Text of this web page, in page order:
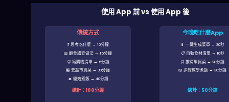
使用 App 前 vs 使用 App 後
傳統方式
❓ 思考吃什麼 → 10分鐘
📖 翻食譜查做法 → 15分鐘
🛒 寫購物清單 → 5分鐘
🏪 去超市買菜 → 30分鐘
🔥 開始煮飯 → 40分鐘
總計：100分鐘
今晚吃什麼App
📱 一鍵生成菜單 → 30秒
📋 自動食材清單 → 10秒
🛒 按清單買菜 → 20分鐘
📖 步驟教學煮飯 → 30分鐘
總計：50分鐘